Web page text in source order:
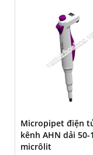
Micropipet điện
kênh AHN dải 50-
micrôlit